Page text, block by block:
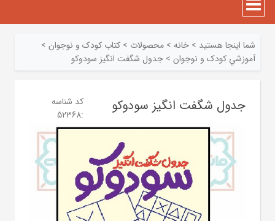
شما اینجا هستید > خانه > محصولات > کتاب کودک و نوجوان >
آموزشي کودک و نوجوان > جدول شگفت انگیز سودوکو
جدول شگفت انگیز سودوکو
کد شناسه
:
52368